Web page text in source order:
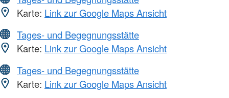
Karte: Link zur Google Maps Ansicht
Tages- und Begegnungsstätte
Karte: Link zur Google Maps Ansicht
Tages- und Begegnungsstätte
Karte: Link zur Google Maps Ansicht